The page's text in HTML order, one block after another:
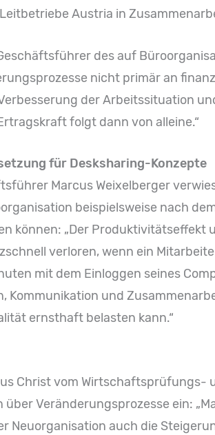
Austria in
des auf
nicht primär an
der Arbeitssituation
folgt dann von alleine.“
für Desksharing-Konzepte
Marcus Weixelberger
beispielsweise nach
können: „Der Produktivitätseffekt
verloren, wenn ein
mit dem Einloggen seines
Kommunikation und
ernsthaft belasten kann.“
Christ vom Wirtschaftsprüfungs-
Veränderungsprozesse ein:
Neuorganisation auch die